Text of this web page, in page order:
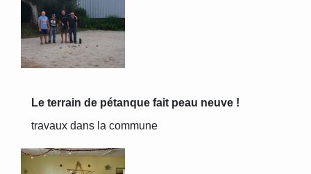
Le terrain de pétanque fait peau neuve !
travaux dans la commune